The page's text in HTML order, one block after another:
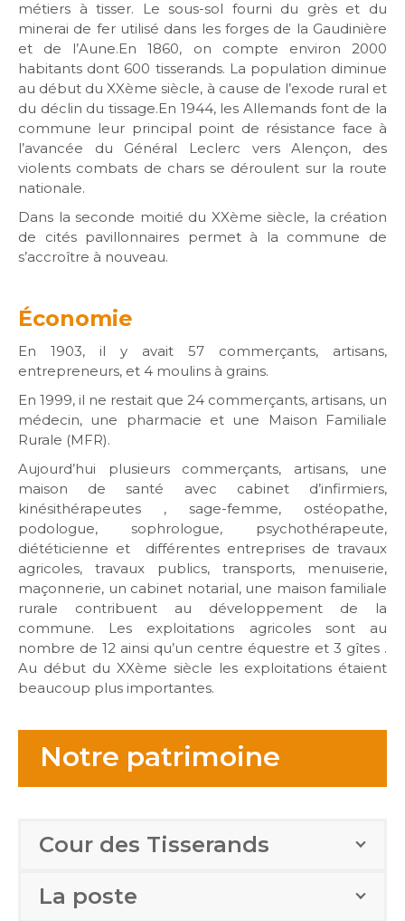
métiers à tisser. Le sous-sol fourni du grès et du
minerai de fer utilisé dans les forges de la Gaudinière
et de l’Aune.En 1860, on compte environ 2000
habitants dont 600 tisserands. La population diminue
au début du XXème siècle, à cause de l’exode rural et
du déclin du tissage.En 1944, les Allemands font de la
commune leur principal point de résistance face à
l’avancée du Général Leclerc vers Alençon, des
violents combats de chars se déroulent sur la route
nationale.
Dans la seconde moitié du XXème siècle, la création
de cités pavillonnaires permet à la commune de
s’accroître à nouveau.
Économie
En 1903, il y avait 57 commerçants, artisans,
entrepreneurs, et 4 moulins à grains.
En 1999, il ne restait que 24 commerçants, artisans, un
médecin, une pharmacie et une Maison Familiale
Rurale (MFR).
Aujourd’hui plusieurs commerçants, artisans, une
maison de santé avec cabinet d’infirmiers,
kinésithérapeutes , sage-femme, ostéopathe,
podologue, sophrologue, psychothérapeute,
diététicienne et différentes entreprises de travaux
agricoles, travaux publics, transports, menuiserie,
maçonnerie, un cabinet notarial, une maison familiale
rurale contribuent au développement de la
commune. Les exploitations agricoles sont au
nombre de 12 ainsi qu’un centre équestre et 3 gîtes .
Au début du XXème siècle les exploitations étaient
beaucoup plus importantes.
Notre patrimoine
Cour des Tisserands
La poste